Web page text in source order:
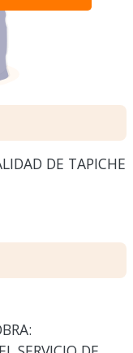
DE TAPICHE